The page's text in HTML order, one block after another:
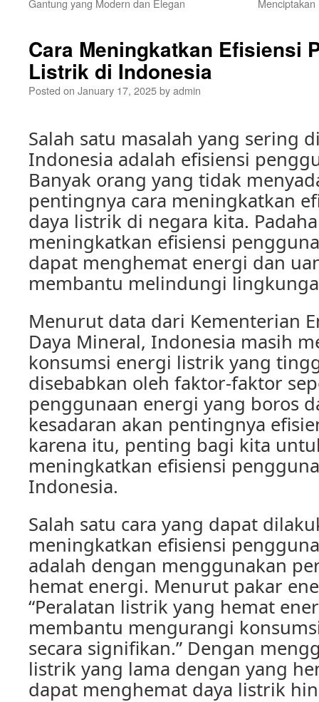
Gantung yang Modern dan Elegan
Cara Meningkatkan Efisiensi
Listrik di Indonesia
Posted on January 17, 2025byadmin
Salah satu masalah yang sering
Indonesia adalah efisiensi
Banyak orang yang tidak
pentingnya cara meningkatkan
daya listrik di negara kita.
meningkatkan efisiensi
dapat menghemat energi dan
membantu melindungi
Menurut data dari Kementerian
Daya Mineral, Indonesia masih
konsumsi energi listrik yang
disebabkan oleh faktor-faktor
penggunaan energi yang boros
kesadaran akan pentingnya
karena itu, penting bagi kita
meningkatkan efisiensi
Indonesia.
Salah satu cara yang dapat
meningkatkan efisiensi
adalah dengan menggunakan
hemat energi. Menurut pakar
“Peralatan listrik yang hemat
membantu mengurangi
secara signifikan.” Dengan
listrik yang lama dengan yang
dapat menghemat daya listrik